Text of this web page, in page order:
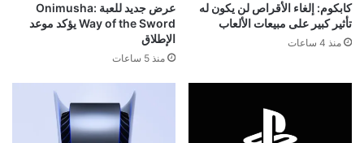
كابكوم: إلغاء الأقراص لن يكون له
تأثير كبير على مبيعات الألعاب
منذ 4 ساعات
عرض جديد للعبة Onimusha:
Way of the Sword يؤكد موعد
الإطلاق
منذ 5 ساعات